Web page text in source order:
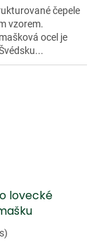
čepele
vzorem.
ocel je
lovecké